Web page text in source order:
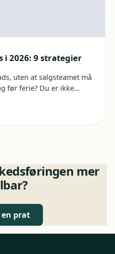
i 2026: 9 strategier
uten at salgsteamet må
før ferie? Du er ikke
hvordan du genererer
som faktisk bygger en
mer
en prat